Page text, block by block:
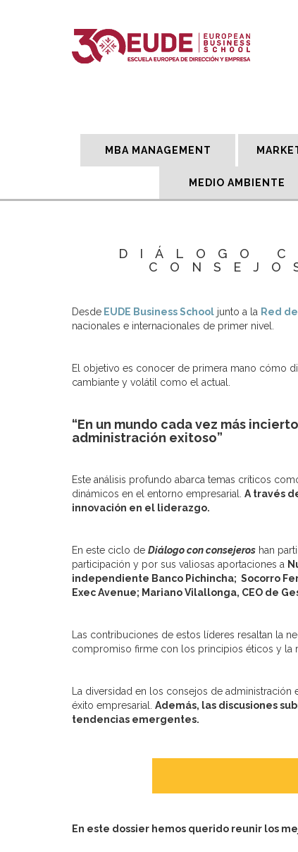
MBA MANAGEMENT
MEDIO AMBIENTE
DIÁLOGO
Desde EUDE Business School junto a la Red
nacionales e internacionales de primer nivel.
El objetivo es conocer de primera mano cómo
cambiante y volátil como el actual.
“En un mundo cada vez más
administración exitoso”
Este análisis profundo abarca temas críticos
dinámicos en el entorno empresarial. A través
innovación en el liderazgo.
En este ciclo de Diálogo con consejeros han
participación y por sus valiosas aportaciones a
independiente Banco Pichincha; Socorro
Exec Avenue; Mariano Vilallonga, CEO de
Las contribuciones de estos líderes resaltan la
compromiso firme con los principios éticos y la
La diversidad en los consejos de
éxito empresarial. Además, las discusiones
tendencias emergentes.
En este dossier hemos querido reunir los